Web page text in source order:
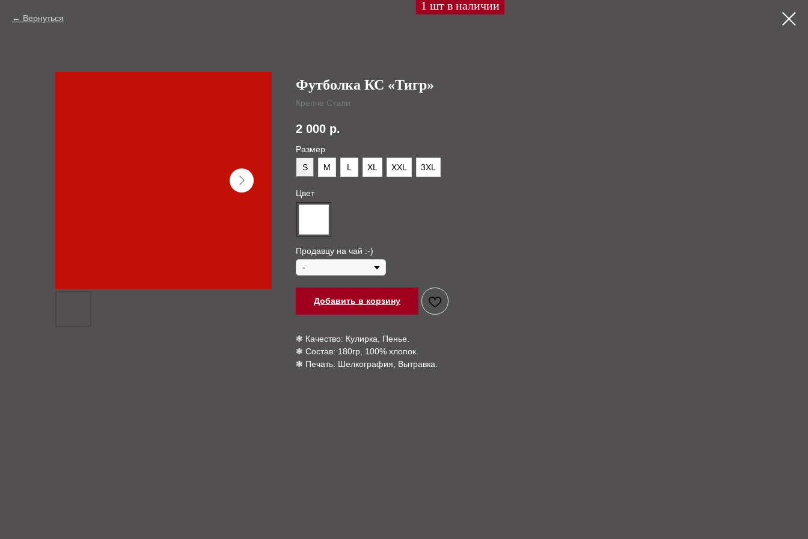
Вернуться
Футболка КС «Тигр»
Крепче Стали
2 000 р.
Размер
S
M L XL XXL 3XL
Цвет
Продавцу на чай :-)
Добавить в корзину
❃ Качество: Кулирка, Пенье.
❃ Состав: 180гр, 100% хлопок.
❃ Печать: Шелкография, Вытравка.